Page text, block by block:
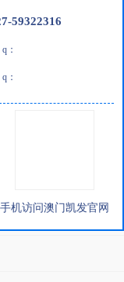
明
59322316
：
：
手机访问澳门凯发官网